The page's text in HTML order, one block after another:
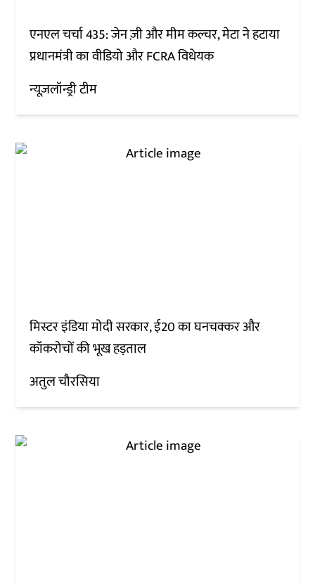
एनएल चर्चा 435: जेन ज़ी और मीम कल्चर, मेटा ने हटाया
प्रधानमंत्री का वीडियो और FCRA विधेयक
न्यूज़लॉन्ड्री टीम
मिस्टर इंडिया मोदी सरकार, ई20 का घनचक्कर और
कॉकरोचों की भूख हड़ताल
अतुल चौरसिया